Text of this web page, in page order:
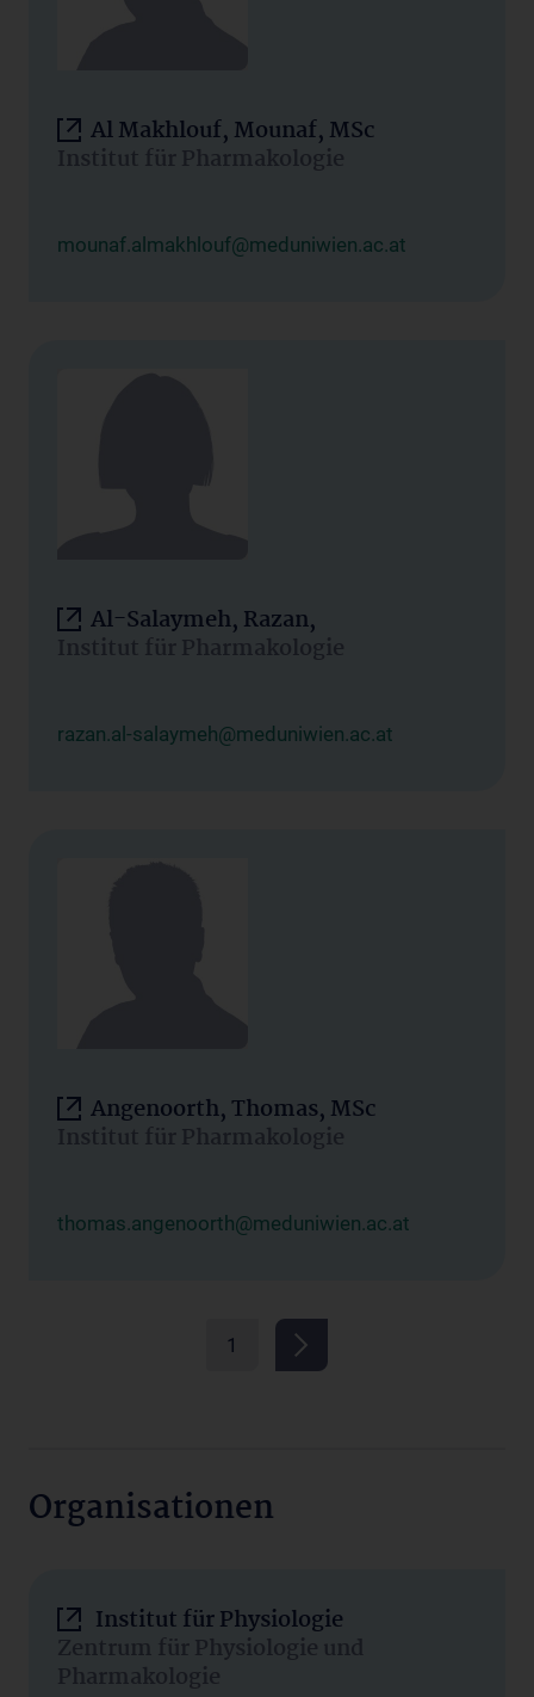
Al Makhlouf, Mounaf, MSc
Institut für Pharmakologie
mounaf.almakhlouf@meduniwien.ac.at
Al-Salaymeh, Razan,
Institut für Pharmakologie
razan.al-salaymeh@meduniwien.ac.at
Angenoorth, Thomas, MSc
Institut für Pharmakologie
thomas.angenoorth@meduniwien.ac.at
1
Organisationen
Institut für Physiologie
Zentrum für Physiologie und
Pharmakologie